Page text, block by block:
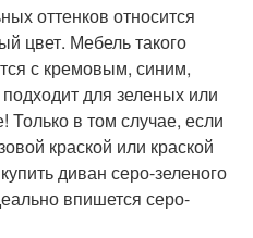
оттенков относится
цвет. Мебель такого
с кремовым, синим,
для зеленых или
в том случае, если
краской или краской
диван серо-зеленого
впишется серо-